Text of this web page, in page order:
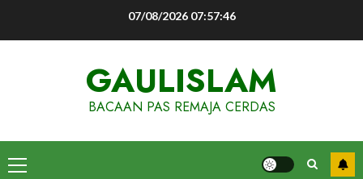
07/08/2026 07:57:47
GAULISLAM
BACAAN PAS REMAJA CERDAS
Primary